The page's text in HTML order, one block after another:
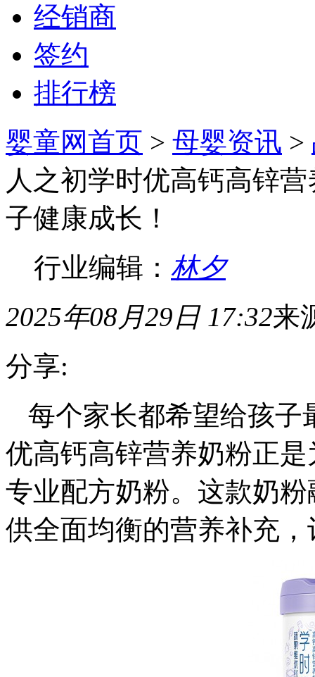
经销商
签约
排行榜
婴童网首页 > 母婴资讯 >
人之初学时优高钙高锌
子健康成长！
行业编辑： 林夕
2025年08月29日 17:32来
分享:
每个家长都希望给孩子
优高钙高锌营养奶粉正
专业配方奶粉。这款奶
供全面均衡的营养补充